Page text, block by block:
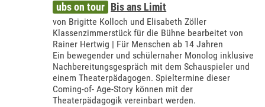
ubs on tour Bis ans Limit
von Brigitte Kolloch und Elisabeth Zöller
Klassenzimmerstück für die Bühne bearbeitet von
Rainer Hertwig | Für Menschen ab 14 Jahren
Ein bewegender und schülernaher Monolog inklusive
Nachbereitungsgespräch mit dem Schauspieler und
einem Theaterpädagogen. Spieltermine dieser
Coming-of- Age-Story können mit der
Theaterpädagogik vereinbart werden.